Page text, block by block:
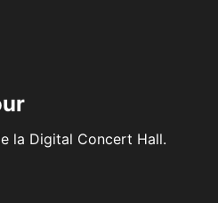
la Digital Concert Hall.